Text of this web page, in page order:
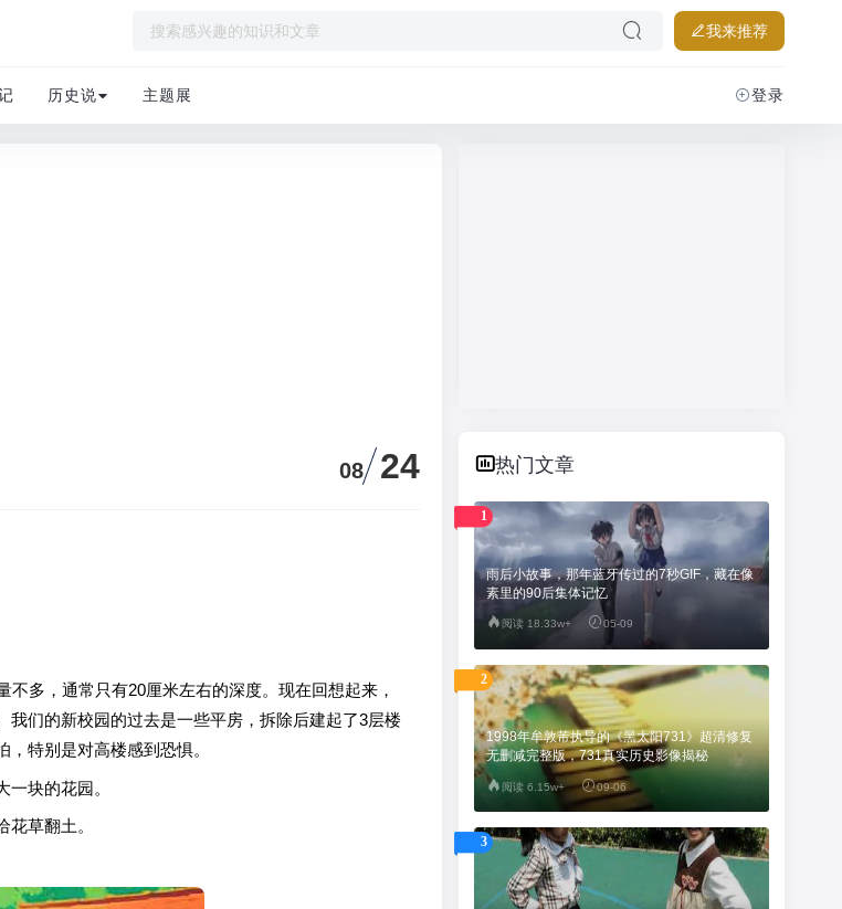
我来推荐
历史说 主题展 登录
08 24
多，通常只有20厘米左右的深度。现在回想起来，
们的新校园的过去是一些平房，拆除后建起了3层楼
特别是对高楼感到恐惧。
块的花园。
草翻土。
热门文章
1
雨后小故事，那年蓝牙传过的7秒GIF，藏在像
素里的90后集体记忆
阅读 18.33w+ 05-09
2
1998年牟敦芾执导的《黑太阳731》超清修复
无删减完整版，731真实历史影像揭秘
阅读 6.15w+ 09-06
3